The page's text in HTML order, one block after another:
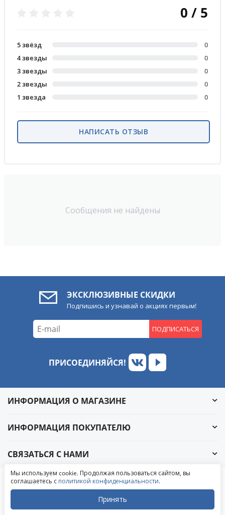
Сообщения не найдены
0 / 5
5 звёзд
0
4 звезды
0
3 звезды
0
2 звезды
0
1 звезда
0
НАПИСАТЬ ОТЗЫВ
ЭКСКЛЮЗИВНЫЕ СКИДКИ
Подпишись и узнавай о акциях первым!
ПОДПИСАТЬСЯ
ПРИСОЕДИНЯЙСЯ!
ИНФОРМАЦИЯ О МАГАЗИНЕ
ИНФОРМАЦИЯ ПОКУПАТЕЛЮ
СВЯЗАТЬСЯ С НАМИ
© 2004-2026 «УралАвтоСаунд»
Написать в ВКонтакте
Написать в MAX
Мы используем cookie. Продолжая пользоваться сайтом, вы
соглашаетесь с политикой конфиденциальности.
Принять